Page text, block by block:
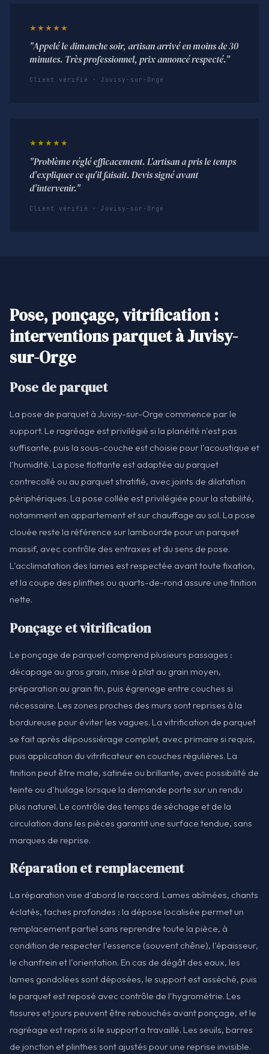
★★★★★
"Appelé le dimanche soir, artisan arrivé en moins de 30
minutes. Très professionnel, prix annoncé respecté."
Client vérifié · Juvisy-sur-Orge
★★★★★
"Problème réglé efficacement. L'artisan a pris le temps
d'expliquer ce qu'il faisait. Devis signé avant
d'intervenir."
Client vérifié · Juvisy-sur-Orge
Pose, ponçage, vitrification :
interventions parquet à Juvisy-
sur-Orge
Pose de parquet
La pose de parquet à Juvisy-sur-Orge commence par le
support. Le ragréage est privilégié si la planéité n'est pas
suffisante, puis la sous-couche est choisie pour l'acoustique et
l'humidité. La pose flottante est adaptée au parquet
contrecollé ou au parquet stratifié, avec joints de dilatation
périphériques. La pose collée est privilégiée pour la stabilité,
notamment en appartement et sur chauffage au sol. La pose
clouée reste la référence sur lambourde pour un parquet
massif, avec contrôle des entraxes et du sens de pose.
L'acclimatation des lames est respectée avant toute fixation,
et la coupe des plinthes ou quarts-de-rond assure une finition
nette.
Ponçage et vitrification
Le ponçage de parquet comprend plusieurs passages :
décapage au gros grain, mise à plat au grain moyen,
préparation au grain fin, puis égrenage entre couches si
nécessaire. Les zones proches des murs sont reprises à la
bordureuse pour éviter les vagues. La vitrification de parquet
se fait après dépoussiérage complet, avec primaire si requis,
puis application du vitrificateur en couches régulières. La
finition peut être mate, satinée ou brillante, avec possibilité de
teinte ou d'huilage lorsque la demande porte sur un rendu
plus naturel. Le contrôle des temps de séchage et de la
circulation dans les pièces garantit une surface tendue, sans
marques de reprise.
Réparation et remplacement
La réparation vise d'abord le raccord. Lames abîmées, chants
éclatés, taches profondes : la dépose localisée permet un
remplacement partiel sans reprendre toute la pièce, à
condition de respecter l'essence (souvent chêne), l'épaisseur,
le chanfrein et l'orientation. En cas de dégât des eaux, les
lames gondolées sont déposées, le support est asséché, puis
le parquet est reposé avec contrôle de l'hygrométrie. Les
fissures et jours peuvent être rebouchés avant ponçage, et le
ragréage est repris si le support a travaillé. Les seuils, barres
de jonction et plinthes sont ajustés pour une reprise invisible.